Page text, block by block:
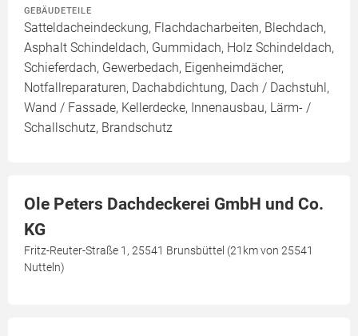
GEBÄUDETEILE
Satteldacheindeckung, Flachdacharbeiten, Blechdach,
Asphalt Schindeldach, Gummidach, Holz Schindeldach,
Schieferdach, Gewerbedach, Eigenheimdächer,
Notfallreparaturen, Dachabdichtung, Dach / Dachstuhl,
Wand / Fassade, Kellerdecke, Innenausbau, Lärm- /
Schallschutz, Brandschutz
Ole Peters Dachdeckerei GmbH und Co.
KG
Fritz-Reuter-Straße 1, 25541 Brunsbüttel (21km von 25541
Nutteln)